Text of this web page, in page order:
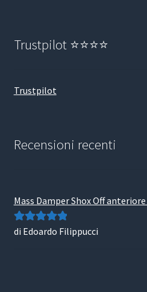
Trustpilot ⭐⭐⭐⭐
Trustpilot
Recensioni recenti
Mass Damper Shox Off
Valutato5su
di Edoardo Filippucci